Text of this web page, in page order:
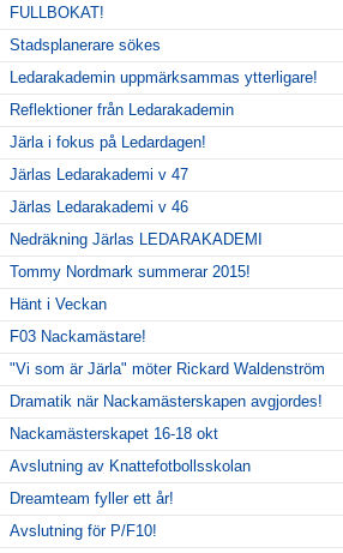
FULLBOKAT!
Stadsplanerare sökes
Ledarakademin uppmärksammas ytterligare!
Reflektioner från Ledarakademin
Järla i fokus på Ledardagen!
Järlas Ledarakademi v 47
Järlas Ledarakademi v 46
Nedräkning Järlas LEDARAKADEMI
Tommy Nordmark summerar 2015!
Hänt i Veckan
F03 Nackamästare!
"Vi som är Järla" möter Rickard Waldenström
Dramatik när Nackamästerskapen avgjordes!
Nackamästerskapet 16-18 okt
Avslutning av Knattefotbollsskolan
Dreamteam fyller ett år!
Avslutning för P/F10!